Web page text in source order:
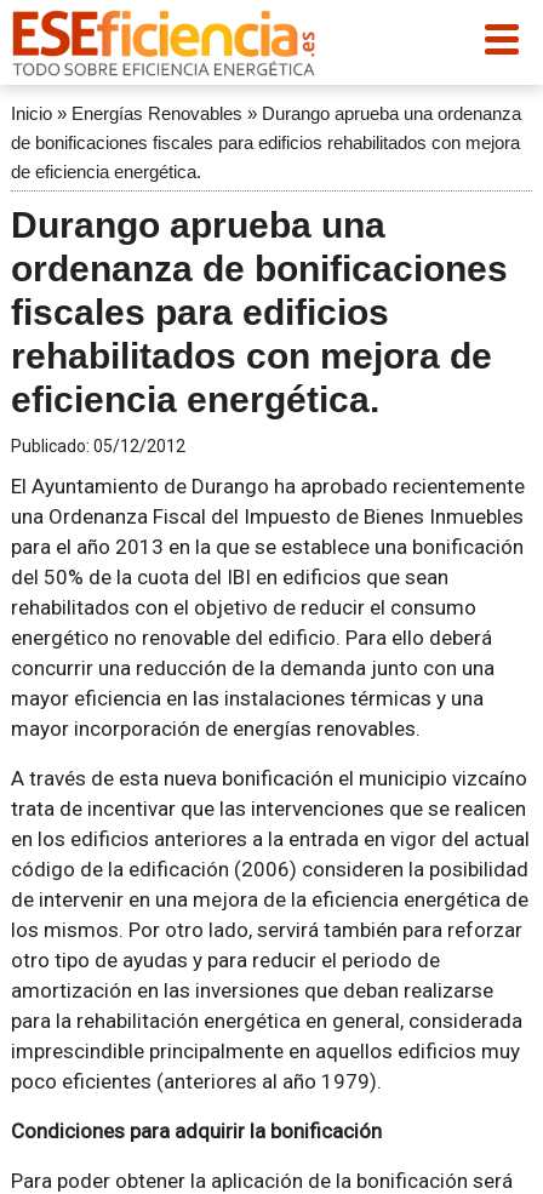
Inicio» Energías Renovables » Durango aprueba una ordenanza
de bonificaciones fiscales para edificios rehabilitados con mejora
de eficiencia energética.
Durango aprueba una
ordenanza de bonificaciones
fiscales para edificios
rehabilitados con mejora de
eficiencia energética.
Publicado: 05/12/2012
El Ayuntamiento de Durango ha aprobado recientemente
una Ordenanza Fiscal del Impuesto de Bienes Inmuebles
para el año 2013 en la que se establece una bonificación
del 50% de la cuota del IBI en edificios que sean
rehabilitados con el objetivo de reducir el consumo
energético no renovable del edificio. Para ello deberá
concurrir una reducción de la demanda junto con una
mayor eficiencia en las instalaciones térmicas y una
mayor incorporación de energías renovables.
A través de esta nueva bonificación el municipio vizcaíno
trata de incentivar que las intervenciones que se realicen
en los edificios anteriores a la entrada en vigor del actual
código de la edificación (2006) consideren la posibilidad
de intervenir en una mejora de la eficiencia energética de
los mismos. Por otro lado, servirá también para reforzar
otro tipo de ayudas y para reducir el periodo de
amortización en las inversiones que deban realizarse
para la rehabilitación energética en general, considerada
imprescindible principalmente en aquellos edificios muy
poco eficientes (anteriores al año 1979).
Condiciones para adquirir la bonificación
Para poder obtener la aplicación de la bonificación será